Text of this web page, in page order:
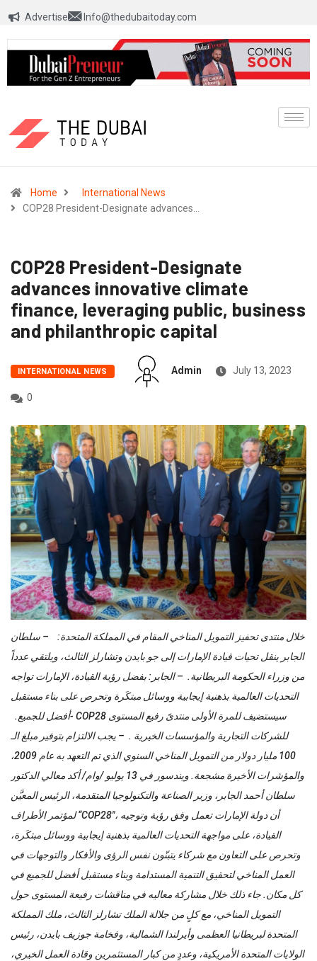
Advertise Info@thedubaitoday.com
Home
International News
COP28 President-Designate advances…
COP28 President-Designate
advances innovative climate
finance, leveraging public, business
and philanthropic capital
INTERNATIONAL NEWS Admin July 13, 2023
0
خلال منتدى تحفيز التمويل المناخي المقام في المملكة المتحدة: – سلطان
الجابر ينقل تحيات قيادة الإمارات إلى جو بايدن وتشارلز الثالث، ويلتقي عدداً
من وزراء الحكومة البريطانية. – الجابر: بفضل رؤية القيادة، الإمارات تواجه
التحديات العالمية بذهنية إيجابية ووسائل مبتكَرة وتحرص على بناء مستقبل
أفضل للجميع. ‏- COP28 سيستضيف للمرة الأولى منتدىً رفيع المستوى
للشركات التجارية والمؤسسات الخيرية . – يجب الالتزام بتوفير مبلغ الـ
100 مليار دولار من التمويل المناخي السنوي الذي تم التعهد به عام 2009،
والمؤشرات الأخيرة مشجعة. ويندسور في 13 يوليو /وام/ أكد معالي الدكتور
سلطان أحمد الجابر، وزير الصناعة والتكنولوجيا المتقدمة، الرئيس المعيَّن
لمؤتمر الأطراف “COP28″، أن دولة الإمارات تعمل وفق رؤية وتوجيه
القيادة، على مواجهة التحديات العالمية بذهنية إيجابية ووسائل مبتكَرة،
وتحرص على التعاون مع شركاء يتبنّون نفس الرؤى والأفكار والتوجهات في
العمل المناخي لتحقيق التنمية المستدامة وبناء مستقبل أفضل للجميع في
كل مكان. جاء ذلك خلال مشاركة معاليه في مناقشات رفيعة المستوى حول
التمويل المناخي، مع كلٍ من جلالة الملك تشارلز الثالث، ملك المملكة
المتحدة لبريطانيا العظمى وأيرلندا الشمالية، وفخامة جوزيف بايدن، رئيس
الولايات المتحدة الأمريكية، وعددٍ من كبار المستثمرين وقادة العمل الخيري،